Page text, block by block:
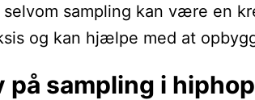
sampling kan være en
og kan hjælpe med at
sampling i